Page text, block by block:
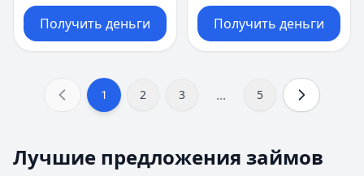
Получить деньги Получить деньги
1 2 3 ... 5
Лучшие предложения займов